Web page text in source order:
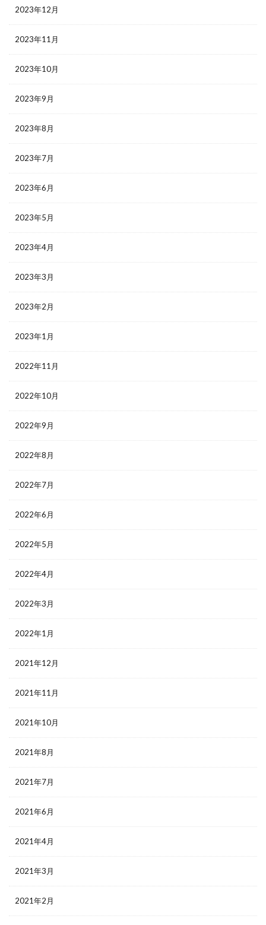
2023年12月
2023年11月
2023年10月
2023年9月
2023年8月
2023年7月
2023年6月
2023年5月
2023年4月
2023年3月
2023年2月
2023年1月
2022年11月
2022年10月
2022年9月
2022年8月
2022年7月
2022年6月
2022年5月
2022年4月
2022年3月
2022年1月
2021年12月
2021年11月
2021年10月
2021年8月
2021年7月
2021年6月
2021年4月
2021年3月
2021年2月